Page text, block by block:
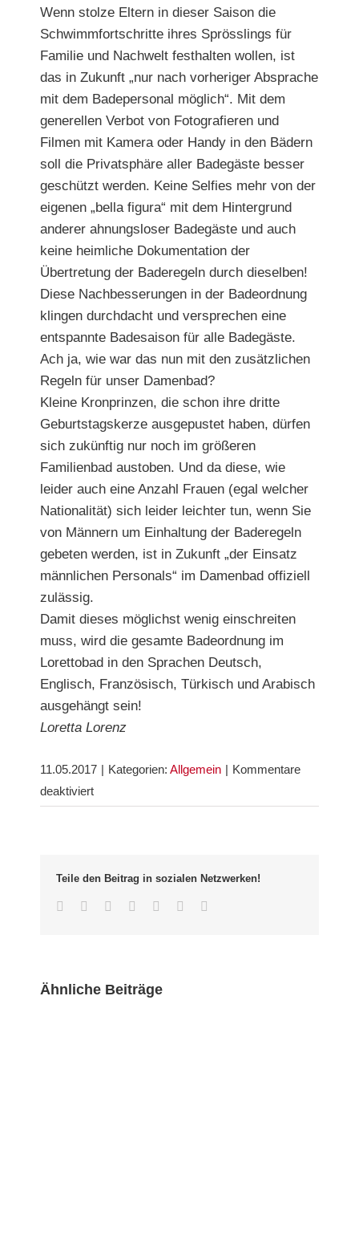
Wenn stolze Eltern in dieser Saison die
Schwimmfortschritte ihres Sprösslings für
Familie und Nachwelt festhalten wollen, ist
das in Zukunft „nur nach vorheriger Absprache
mit dem Badepersonal möglich“. Mit dem
generellen Verbot von Fotografieren und
Filmen mit Kamera oder Handy in den Bädern
soll die Privatsphäre aller Badegäste besser
geschützt werden. Keine Selfies mehr von der
eigenen „bella figura“ mit dem Hintergrund
anderer ahnungsloser Badegäste und auch
keine heimliche Dokumentation der
Übertretung der Baderegeln durch dieselben!
Diese Nachbesserungen in der Badeordnung
klingen durchdacht und versprechen eine
entspannte Badesaison für alle Badegäste.
Ach ja, wie war das nun mit den zusätzlichen
Regeln für unser Damenbad?
Kleine Kronprinzen, die schon ihre dritte
Geburtstagskerze ausgepustet haben, dürfen
sich zukünftig nur noch im größeren
Familienbad austoben. Und da diese, wie
leider auch eine Anzahl Frauen (egal welcher
Nationalität) sich leider leichter tun, wenn Sie
von Männern um Einhaltung der Baderegeln
gebeten werden, ist in Zukunft „der Einsatz
männlichen Personals“ im Damenbad offiziell
zulässig.
Damit dieses möglichst wenig einschreiten
muss, wird die gesamte Badeordnung im
Lorettobad in den Sprachen Deutsch,
Englisch, Französisch, Türkisch und Arabisch
ausgehängt sein!
Loretta Lorenz
11.05.2017 | Kategorien: Allgemein | Kommentare
deaktiviertfür
ein…
Am
Lollo
Teile den Beitrag in sozialen Netzwerken!
Facebook
TwitterLinkedInWhatsappGoogle+Pinterest
Ähnliche Beiträge